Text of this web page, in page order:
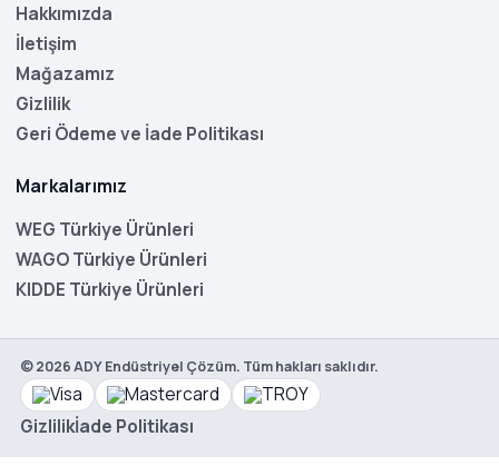
Hakkımızda
İletişim
Mağazamız
Gizlilik
Geri Ödeme ve İade Politikası
Markalarımız
WEG Türkiye Ürünleri
WAGO Türkiye Ürünleri
KIDDE Türkiye Ürünleri
©2026ADY Endüstriyel Çözüm. Tüm hakları saklıdır.
Gizlilikİade Politikası